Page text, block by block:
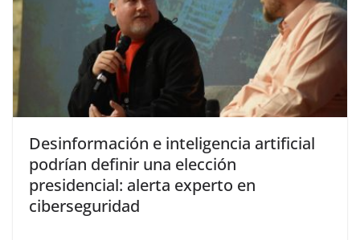
Desinformación e inteligencia artificial
podrían definir una elección
presidencial: alerta experto en
ciberseguridad